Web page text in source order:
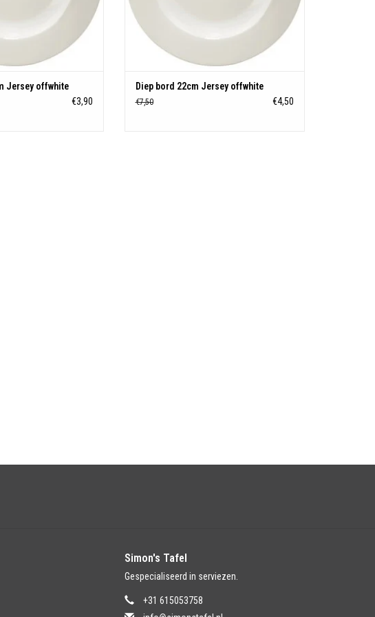
Jersey offwhite
€3,90
Diep bord 22cm Jersey offwhite
€7,50 €4,50
Simon's Tafel
Gespecialiseerd in serviezen.
+31 615053758